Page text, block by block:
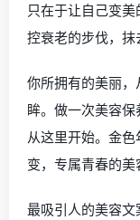
只在于让自己变
控衰老的步伐，抹
你所拥有的美丽
眸。做一次美容保
从这里开始。金
变，专属青春的美
最吸引人的美容文